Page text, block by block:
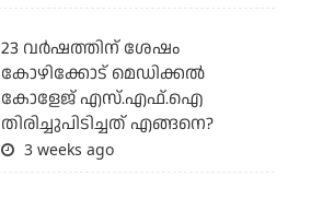
23 വർഷത്തിന് ശേഷം
കോഴിക്കോട് മെഡിക്കൽ
കോളേജ് എസ്.എഫ്.ഐ
തിരിച്ചുപിടിച്ചത് എങ്ങനെ?
3 weeks ago